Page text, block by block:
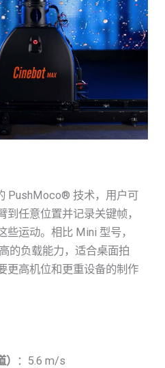
PushMoco® 技术，用户可
任意位置并记录关键帧，
些运动。相比 Mini 型号，
的负载能力，适合桌面拍
更高机位和更重设备的制作
：5.6 m/s